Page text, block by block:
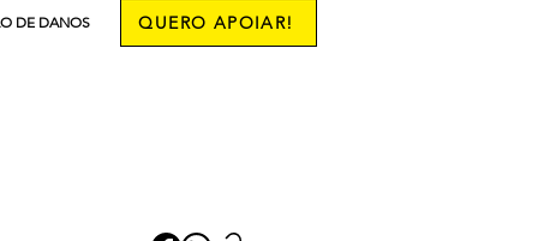
DE DANOS More
QUERO APOIAR!